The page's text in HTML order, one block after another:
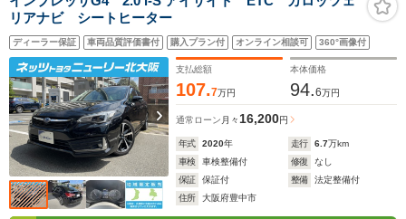
リアナビ シートヒーター
ディーラー保証 車両品質評価書付 購入プラン付 オンライン相談可 360°画像付
支払総額
107.7万円
本体価格
94.6万円
通常ローン 月々 16,200円
年式 2020年 走行 6.7万km
車検
車検整備付 修復
なし
保証
保証付 整備
法定整備付
住所
大阪府豊中市